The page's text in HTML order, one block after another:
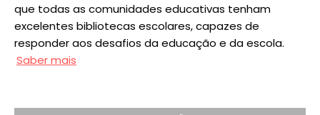
que todas as comunidades educativas tenham
excelentes bibliotecas escolares, capazes de
responder aos desafios da educação e da escola.
Saber mais